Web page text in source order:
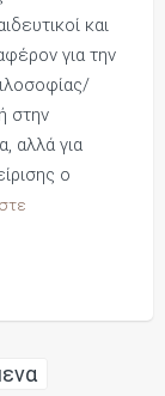
και
για την
στην
αλλά για
ο